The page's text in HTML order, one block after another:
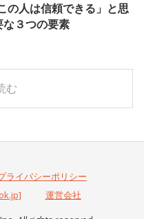
の人は信頼できる」と思
３つの要素
む
ライバシーポリシー
運営会社